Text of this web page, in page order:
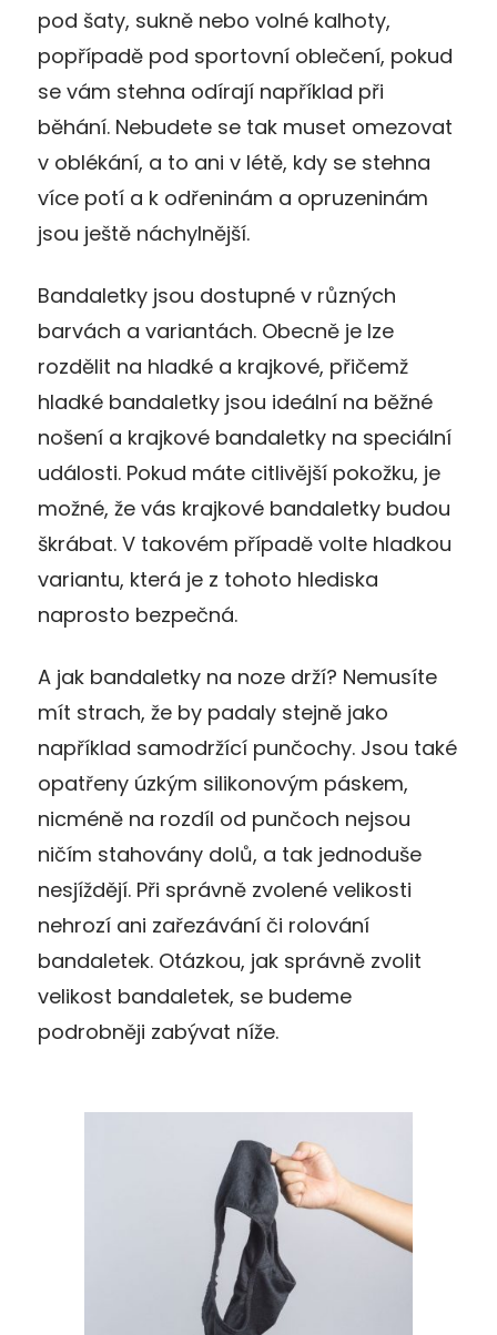
pod šaty, sukně nebo volné kalhoty,
popřípadě pod sportovní oblečení, pokud
se vám stehna odírají například při
běhání. Nebudete se tak muset omezovat
v oblékání, a to ani v létě, kdy se stehna
více potí a k odřeninám a opruzeninám
jsou ještě náchylnější.
Bandaletky jsou dostupné v různých
barvách a variantách. Obecně je lze
rozdělit na hladké a krajkové, přičemž
hladké bandaletky jsou ideální na běžné
nošení a krajkové bandaletky na speciální
události. Pokud máte citlivější pokožku, je
možné, že vás krajkové bandaletky budou
škrábat. V takovém případě volte hladkou
variantu, která je z tohoto hlediska
naprosto bezpečná.
A jak bandaletky na noze drží? Nemusíte
mít strach, že by padaly stejně jako
například samodržící punčochy. Jsou také
opatřeny úzkým silikonovým páskem,
nicméně na rozdíl od punčoch nejsou
ničím stahovány dolů, a tak jednoduše
nesjíždějí. Při správně zvolené velikosti
nehrozí ani zařezávání či rolování
bandaletek. Otázkou, jak správně zvolit
velikost bandaletek, se budeme
podrobněji zabývat níže.